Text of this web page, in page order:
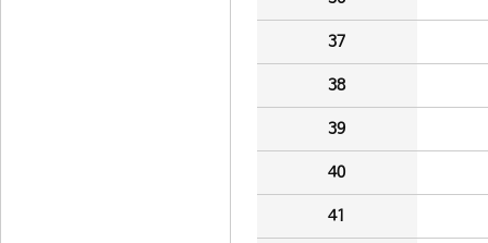
37
38
39
40
41